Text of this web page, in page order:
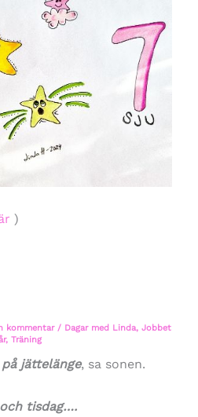
)
kommentar / Dagar med Linda, Jobbet
, Träning
jättelänge, sa sonen.
tisdag….